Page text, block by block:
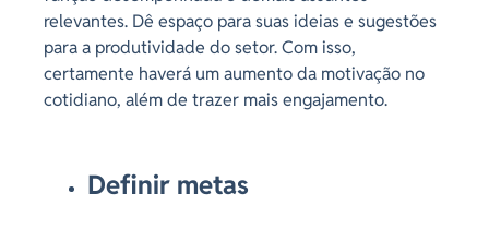
relevantes. Dê espaço para suas ideias e sugestões
para a produtividade do setor. Com isso,
certamente haverá um aumento da motivação no
cotidiano, além de trazer mais engajamento.
Definir metas